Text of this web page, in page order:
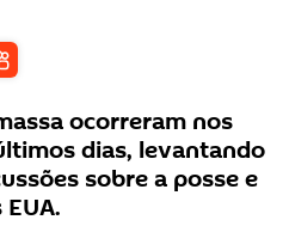
ocorreram nos
dias, levantando
sobre a posse e